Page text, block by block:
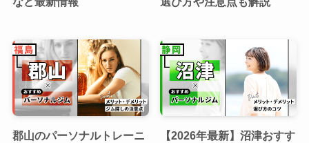
郡山のパーソナルトレーニ
【2026年最新】沼津おすす